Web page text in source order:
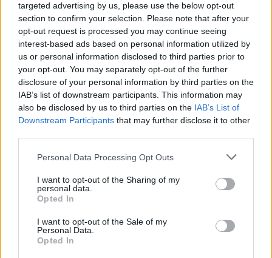
targeted advertising by us, please use the below opt-out
section to confirm your selection. Please note that after your
opt-out request is processed you may continue seeing
interest-based ads based on personal information utilized by
us or personal information disclosed to third parties prior to
your opt-out. You may separately opt-out of the further
disclosure of your personal information by third parties on the
IAB’s list of downstream participants. This information may
also be disclosed by us to third parties on the IAB’s List of
Downstream Participants that may further disclose it to other
Please note that this website/app uses one or more Google
not limited to your visit or usage behaviour. You may click to
grant or deny consent to Google and its third-party tags to
use your data for below specified purposes in below Google
consent section.
Personal Data Processing Opt Outs
I want to opt-out of the Sharing of my
personal data.
Opted In
I want to opt-out of the Sale of my
Personal Data.
Opted In
Continua a leggere
LIFESTYLE
Guida step-by-step per un’immagine pubblica